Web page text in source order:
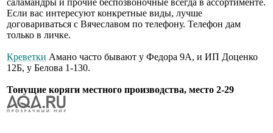
Если вас интересуют конкретные виды, лучше
договариваться с Вячеславом по телефону. Телефон дам
только в личке.
Креветки Амано часто бывают у Федора 9А, и ИП Доценко
12Б, у Белова 1-130.
Тонущие коряги местного производства, место 2-29